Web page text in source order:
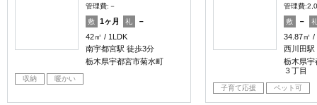
管理費:－
敷 1ヶ月 礼
－
42㎡
1LDK
南宇都宮駅 徒歩3分
栃木県宇都宮市菊水町
収納 暖かい
管理費
敷 －
34.87㎡
西川田駅
栃木県宇
３丁目
子育て応援 ペット可